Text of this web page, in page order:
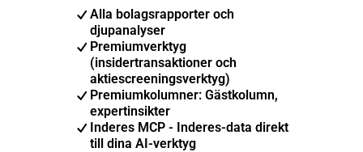
Alla bolagsrapporter och
djupanalyser
Premiumverktyg
(insidertransaktioner och
aktiescreeningsverktyg)
Premiumkolumner: Gästkolumn,
expertinsikter
Inderes MCP - Inderes-data direkt
till dina AI-verktyg